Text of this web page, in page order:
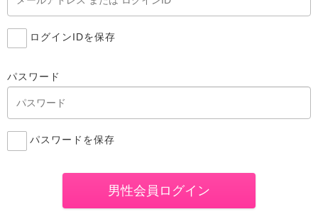
ログインIDを保存
パスワード
パスワードを保存